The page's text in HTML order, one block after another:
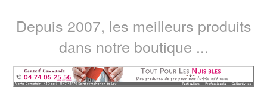
Depuis 2007, les meilleurs produits
dans notre boutique ...